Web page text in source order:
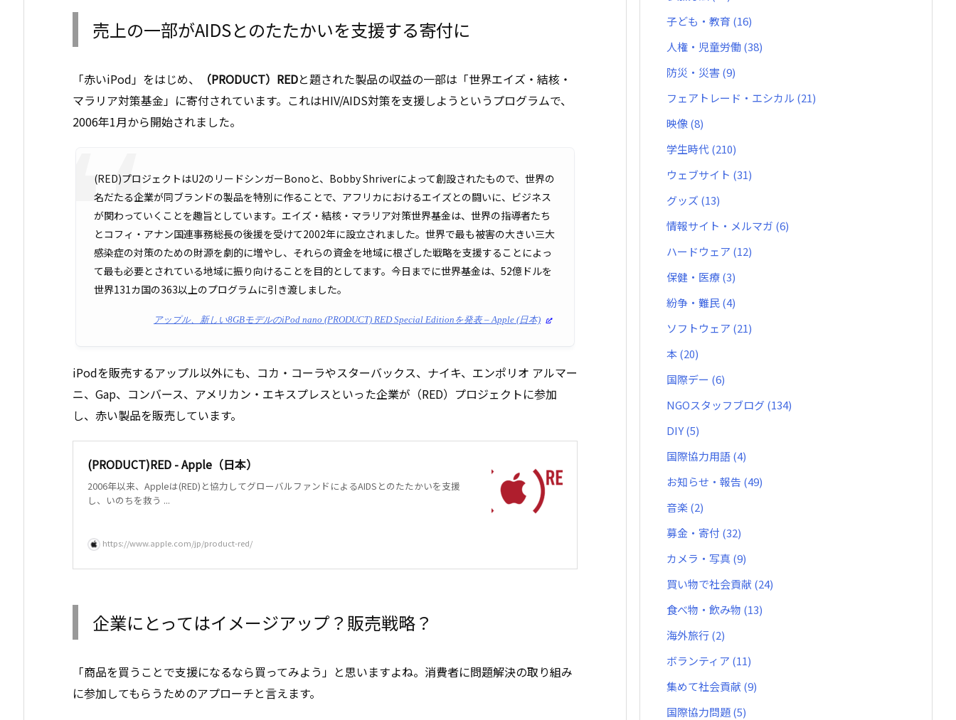
売上の一部がAIDSとのたたかいを支援する寄付に
「赤いiPod」をはじめ、 （PRODUCT）REDと題された製品の収益の一部は「世界エイズ・結核・
マラリア対策基金」に寄付されています。これはHIV/AIDS対策を支援しようというプログラムで、
2006年1月から開始されました。
(RED)プロジェクトはU2のリードシンガーBonoと、Bobby Shriverによって創設されたもので、世界の
名だたる企業が同ブランドの製品を特別に作ることで、アフリカにおけるエイズとの闘いに、ビジネス
が関わっていくことを趣旨としています。エイズ・結核・マラリア対策世界基金は、世界の指導者たち
とコフィ・アナン国連事務総長の後援を受けて2002年に設立されました。世界で最も被害の大きい三大
感染症の対策のための財源を劇的に増やし、それらの資金を地域に根ざした戦略を支援することによっ
て最も必要とされている地域に振り向けることを目的としてます。今日までに世界基金は、52億ドルを
世界131カ国の363以上のプログラムに引き渡しました。
アップル、新しい8GBモデルのiPod nano (PRODUCT) RED Special Editionを発表 – Apple (日本)
iPodを販売するアップル以外にも、コカ・コーラやスターバックス、ナイキ、エンポリオ アルマー
ニ、Gap、コンバース、アメリカン・エキスプレスといった企業が（RED）プロジェクトに参加
し、赤い製品を販売しています。
(PRODUCT)RED - Apple（日本）
2006年以来、Appleは(RED)と協力してグローバルファンドによるAIDSとのたたかいを支援
し、いのちを救う ...
https://www.apple.com/jp/product-red/
企業にとってはイメージアップ？販売戦略？
「商品を買うことで支援になるなら買ってみよう」と思いますよね。消費者に問題解決の取り組み
に参加してもらうためのアプローチと言えます。
子ども・教育 (16)
人権・児童労働(38)
防災・災害(9)
フェアトレード・エシカル (21)
映像(8)
学生時代(210)
ウェブサイト (31)
グッズ (13)
情報サイト・メルマガ (6)
ハードウェア (12)
保健・医療(3)
紛争・難民(4)
ソフトウェア (21)
本(20)
国際デー (6)
NGOスタッフブログ(134)
DIY(5)
国際協力用語(4)
お知らせ・報告 (49)
音楽(2)
募金・寄付 (32)
カメラ・写真(9)
買い物で社会貢献 (24)
食べ物・飲み物 (13)
海外旅行(2)
ボランティア (11)
集めて社会貢献 (9)
国際協力問題(5)